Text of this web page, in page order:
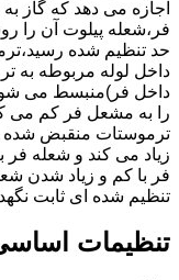
اجازه می دهد که گاز
فر،شعله پیلوت آن را
حد تنظیم شده
داخل لوله مربوطه به
داخل فر)منبسط می شود
را به مشعل فر کم می
ترموستات منقبض شده
زیاد می کند و شعله
فر با کم و زیاد شدن
تنظیم شده ای ثابت
تنظیمات